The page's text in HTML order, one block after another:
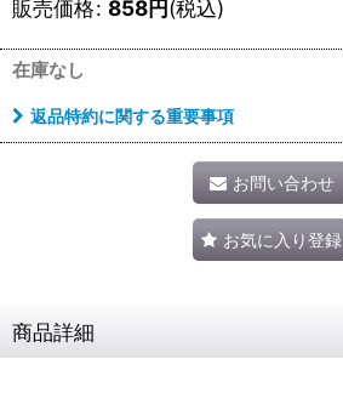
販売価格: 858円(税込)
在庫なし
返品特約に関する重要事項
お問い合わせ
お気に入り登録
商品詳細